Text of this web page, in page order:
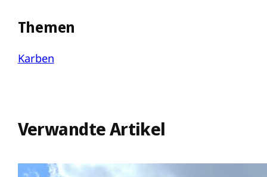
Themen
Karben
Verwandte Artikel